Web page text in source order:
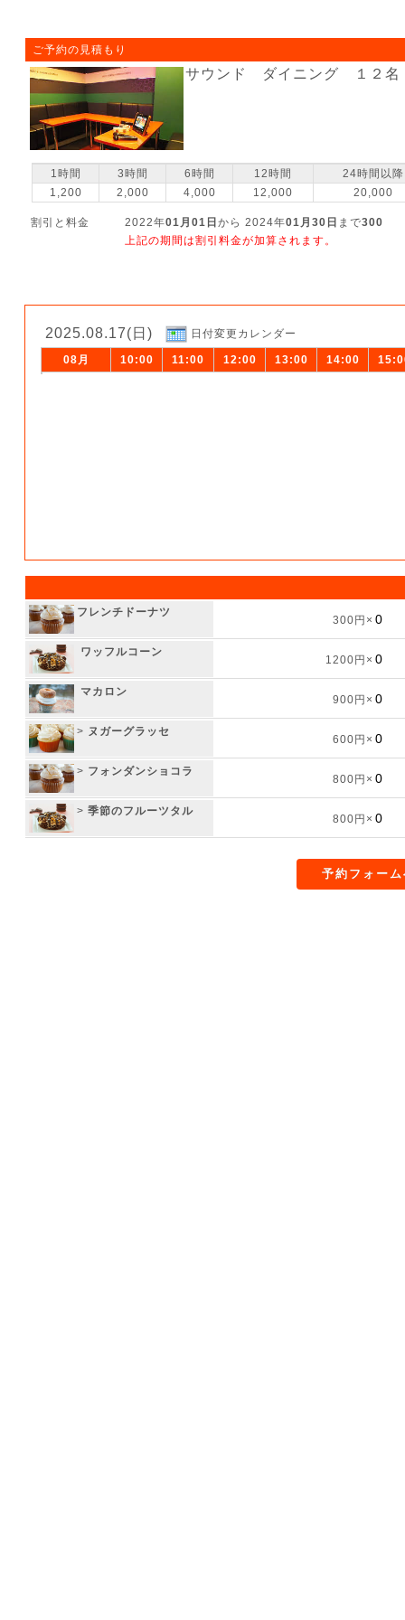
ご予約の見積もり
サウンド ダイニング １２名
1時間 3時間 6時間 12時間
24時間以降
1,200
2,000 4,000 12,000 20,000
割引と料金 2022年01月01日 から 2024年01月30日 まで300
上記の期間は割引料金が加算されます。
2025.08.17(日) 日付変更カレンダー
08月 10:00 11:00 12:00 13:00 14:00
フレンチドーナツ
300円×
ワッフルコーン
1200円×
マカロン
900円×
> ヌガーグラッセ
600円×
> フォンダンショコラ
800円×
> 季節のフルーツタル
800円×